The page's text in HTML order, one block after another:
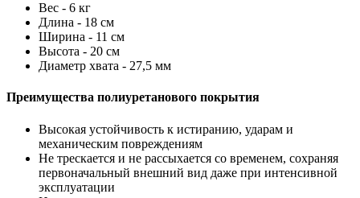
Вес - 6 кг
Длина - 18 см
Ширина - 11 см
Высота - 20 см
Диаметр хвата - 27,5 мм
Преимущества полиуретанового покрытия
Высокая устойчивость к истиранию, ударам и
механическим повреждениям
Не трескается и не рассыхается со временем, сохраняя
первоначальный внешний вид даже при интенсивной
эксплуатации